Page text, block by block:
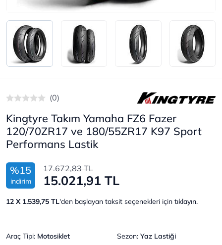
(0)
Kingtyre Takım Yamaha FZ6 Fazer
120/70ZR17 ve 180/55ZR17 K97 Sport
Performans Lastik
%15
indirim
17.672,83 TL
15.021,91 TL
12 X 1.539,75 TL'den başlayan taksit seçenekleri için tıklayın.
Araç Tipi: Motosiklet Sezon: Yaz Lastiği